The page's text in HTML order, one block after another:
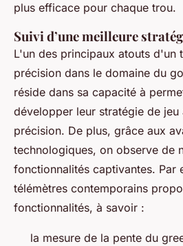
plus efficace pour chaque trou.
Suivi d’une meilleure
L'un des principaux atouts d'un
précision dans le domaine du
réside dans sa capacité à
développer leur stratégie de
précision. De plus, grâce aux
technologiques, on observe de
fonctionnalités captivantes. Par
télémètres contemporains
fonctionnalités, à savoir :
la mesure de la pente du